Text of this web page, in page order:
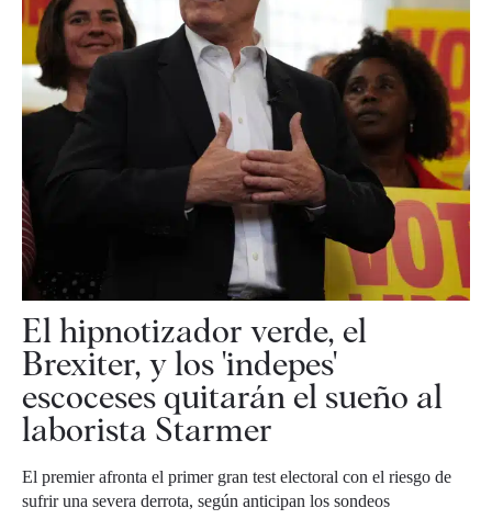
El hipnotizador verde, el
Brexiter, y los 'indepes'
escoceses quitarán el sueño al
laborista Starmer
El premier afronta el primer gran test electoral con el riesgo de
sufrir una severa derrota, según anticipan los sondeos